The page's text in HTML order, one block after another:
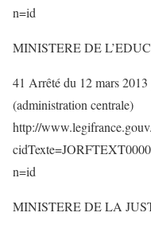
n=id
MINISTERE DE
41 Arrêté du 12 mars
(administration centrale)
http://
n=id
MINISTERE DE LA